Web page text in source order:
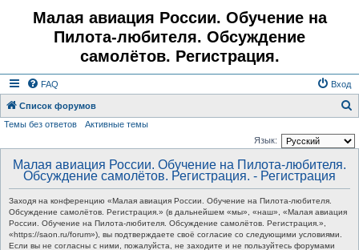
Малая авиация России. Обучение на
Пилота-любителя. Обсуждение
самолётов. Регистрация.
FAQ Вход
Список форумов
Темы без ответов
Активные темы
Язык:
Малая авиация России. Обучение на Пилота-любителя.
Обсуждение самолётов. Регистрация. - Регистрация
Заходя на конференцию «Малая авиация России. Обучение на Пилота-любителя.
Обсуждение самолётов. Регистрация.» (в дальнейшем «мы», «наш», «Малая авиация
России. Обучение на Пилота-любителя. Обсуждение самолётов. Регистрация.»,
«https://saon.ru/forum»), вы подтверждаете своё согласие со следующими условиями.
Если вы не согласны с ними, пожалуйста, не заходите и не пользуйтесь форумами